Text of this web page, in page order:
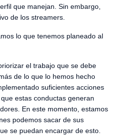
que manejan. Sin embargo,
de los streamers.
lo que tenemos planeado al
el trabajo que se debe
de lo que lo hemos hecho
suficientes acciones
estas conductas generan
En este momento, estamos
podemos sacar de sus
se puedan encargar de esto.